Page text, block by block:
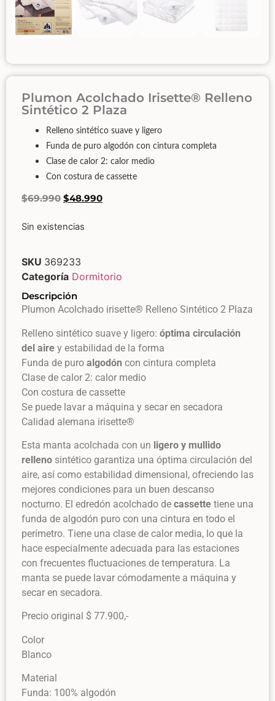
Plumon Acolchado Irisette® Relleno
Sintético 2 Plaza
Relleno sintético suave y ligero
Funda de puro algodón con cintura completa
Clase de calor 2: calor medio
Con costura de cassette
$69.990 $48.990
Sin existencias
SKU 369233
Categoría Dormitorio
Descripción
Plumon Acolchado irisette® Relleno Sintético 2 Plaza
Relleno sintético suave y ligero: óptima circulación
del aire y estabilidad de la forma
Funda de puro algodón con cintura completa
Clase de calor 2: calor medio
Con costura de cassette
Se puede lavar a máquina y secar en secadora
Calidad alemana irisette®
Esta manta acolchada con un ligero y mullido
relleno sintético garantiza una óptima circulación del
aire, así como estabilidad dimensional, ofreciendo las
mejores condiciones para un buen descanso
nocturno. El edredón acolchado de cassette tiene una
funda de algodón puro con una cintura en todo el
perímetro. Tiene una clase de calor media, lo que la
hace especialmente adecuada para las estaciones
con frecuentes fluctuaciones de temperatura. La
manta se puede lavar cómodamente a máquina y
secar en secadora.
Precio original $ 77.900,-
Color
Blanco
Material
Funda: 100% algodón